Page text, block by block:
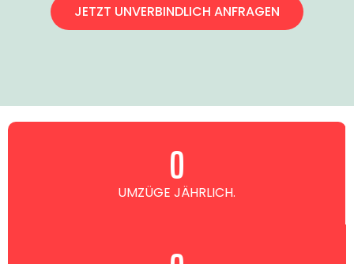
JETZT UNVERBINDLICH ANFRAGEN
UMZÜGE JÄHRLICH.
0